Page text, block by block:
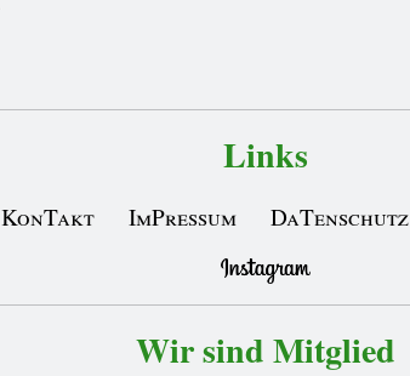
Links
KonTakt ImPressum DaTenschutz
Wir sind Mitglied